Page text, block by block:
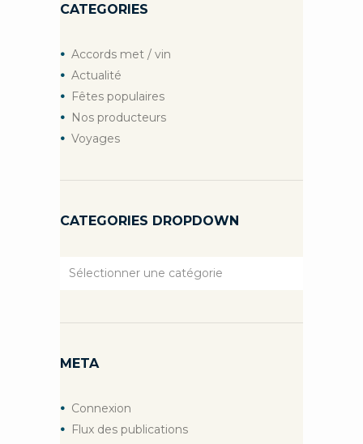
CATEGORIES
Accords met / vin
Actualité
Fêtes populaires
Nos producteurs
Voyages
CATEGORIES DROPDOWN
Categories
META
Connexion
Flux des publications